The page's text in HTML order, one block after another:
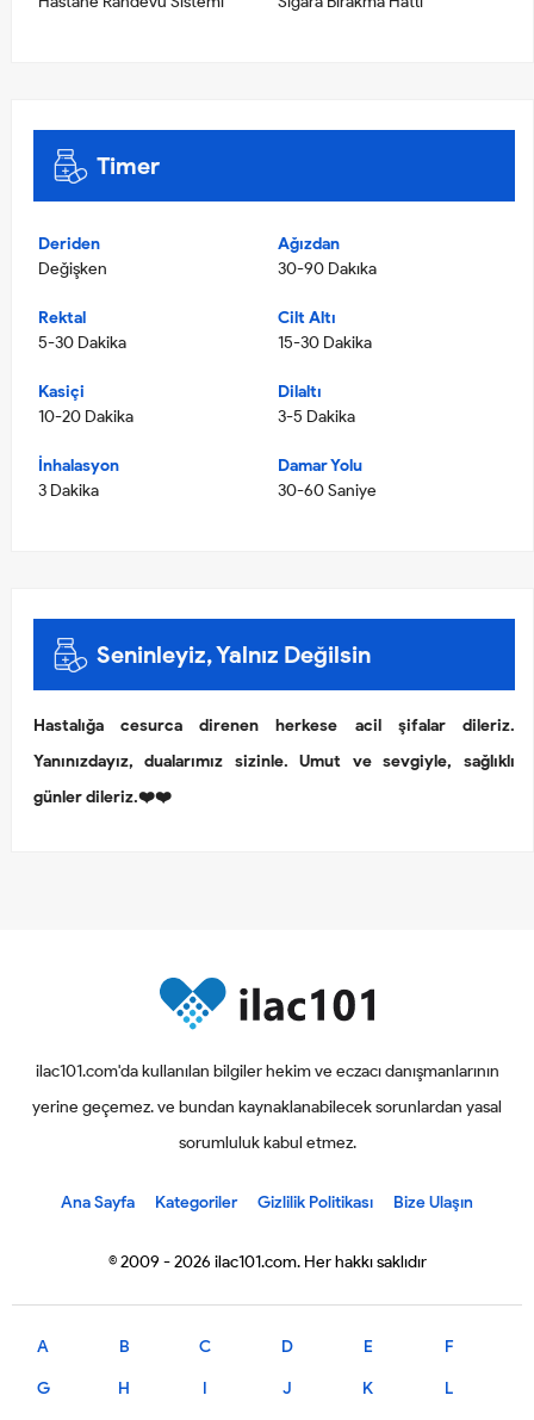
Timer
Deriden
Değişken
Ağızdan
30-90 Dakıka
Rektal
5-30 Dakika
Cilt Altı
15-30 Dakika
Kasiçi
10-20 Dakika
Dilaltı
3-5 Dakika
İnhalasyon
3 Dakika
Damar Yolu
30-60 Saniye
Seninleyiz, Yalnız Değilsin
Hastalığa cesurca direnen herkese acil şifalar dileriz.
Yanınızdayız, dualarımız sizinle. Umut ve sevgiyle, sağlıklı
günler dileriz.❤️❤️
ilac101.com'da kullanılan bilgiler hekim ve eczacı danışmanlarının
yerine geçemez. ve bundan kaynaklanabilecek sorunlardan yasal
sorumluluk kabul etmez.
Ana Sayfa Kategoriler Gizlilik Politikası Bize Ulaşın
© 2009 - 2026 ilac101.com. Her hakkı saklıdır
A B C D E F
G H I J K L